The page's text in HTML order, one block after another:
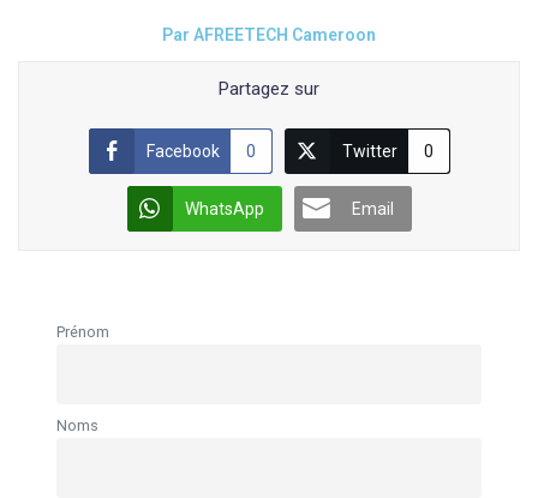
Par AFREETECH Cameroon
Partagez sur
Facebook 0 Twitter 0
WhatsApp Email
Prénom
Noms